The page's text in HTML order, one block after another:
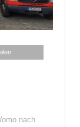
nach